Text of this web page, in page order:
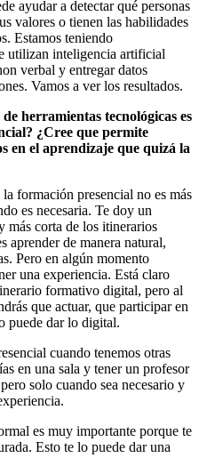
ayudar a detectar qué personas
valores o tienen las habilidades
Estamos teniendo
utilizan inteligencia artificial
verbal y entregar datos
Vamos a ver los resultados.
herramientas tecnológicas es
¿Cree que permite
en el aprendizaje que quizá la
formación presencial no es más
es necesaria. Te doy un
más corta de los itinerarios
aprender de manera natural,
Pero en algún momento
una experiencia. Está claro
formativo digital, pero al
que actuar, que participar en
puede dar lo digital.
cuando tenemos otras
en una sala y tener un profesor
solo cuando sea necesario y
es muy importante porque te
Esto te lo puede dar una